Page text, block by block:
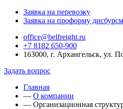
Заявка на перевозку
Заявка на проформу
office@belfreight.ru
+7 8182 650-900
163000, г. Архангельск, ул.
Задать вопрос
Главная
— О компании
— Организационная